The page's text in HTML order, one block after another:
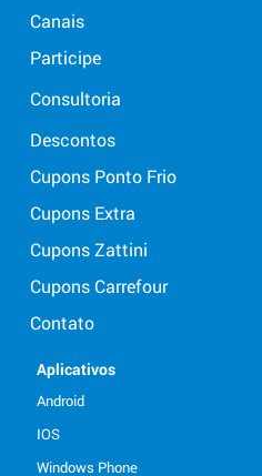
Canais
Participe
Consultoria
Descontos
Cupons Ponto Frio
Cupons Extra
Cupons Zattini
Cupons Carrefour
Contato
Aplicativos
Android
IOS
Windows Phone